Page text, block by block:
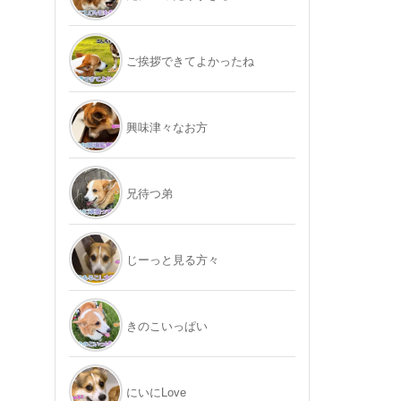
ご挨拶できてよかったね
興味津々なお方
兄待つ弟
じーっと見る方々
きのこいっぱい
にいにLove